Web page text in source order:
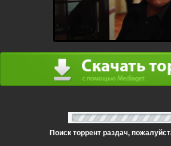
Поиск торрент раздач,